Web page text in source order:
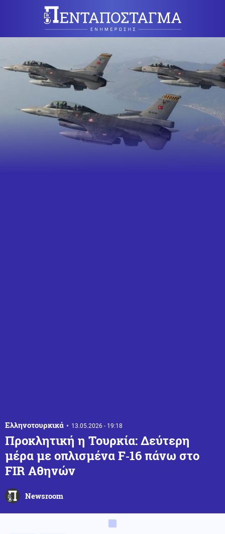
Ελληνοτουρκικά 13.05.2026 - 19:18
Προκλητική η Τουρκία: Δεύτερη
μέρα με οπλισμένα F‑16 πάνω στο
FIR Αθηνών
Newsroom